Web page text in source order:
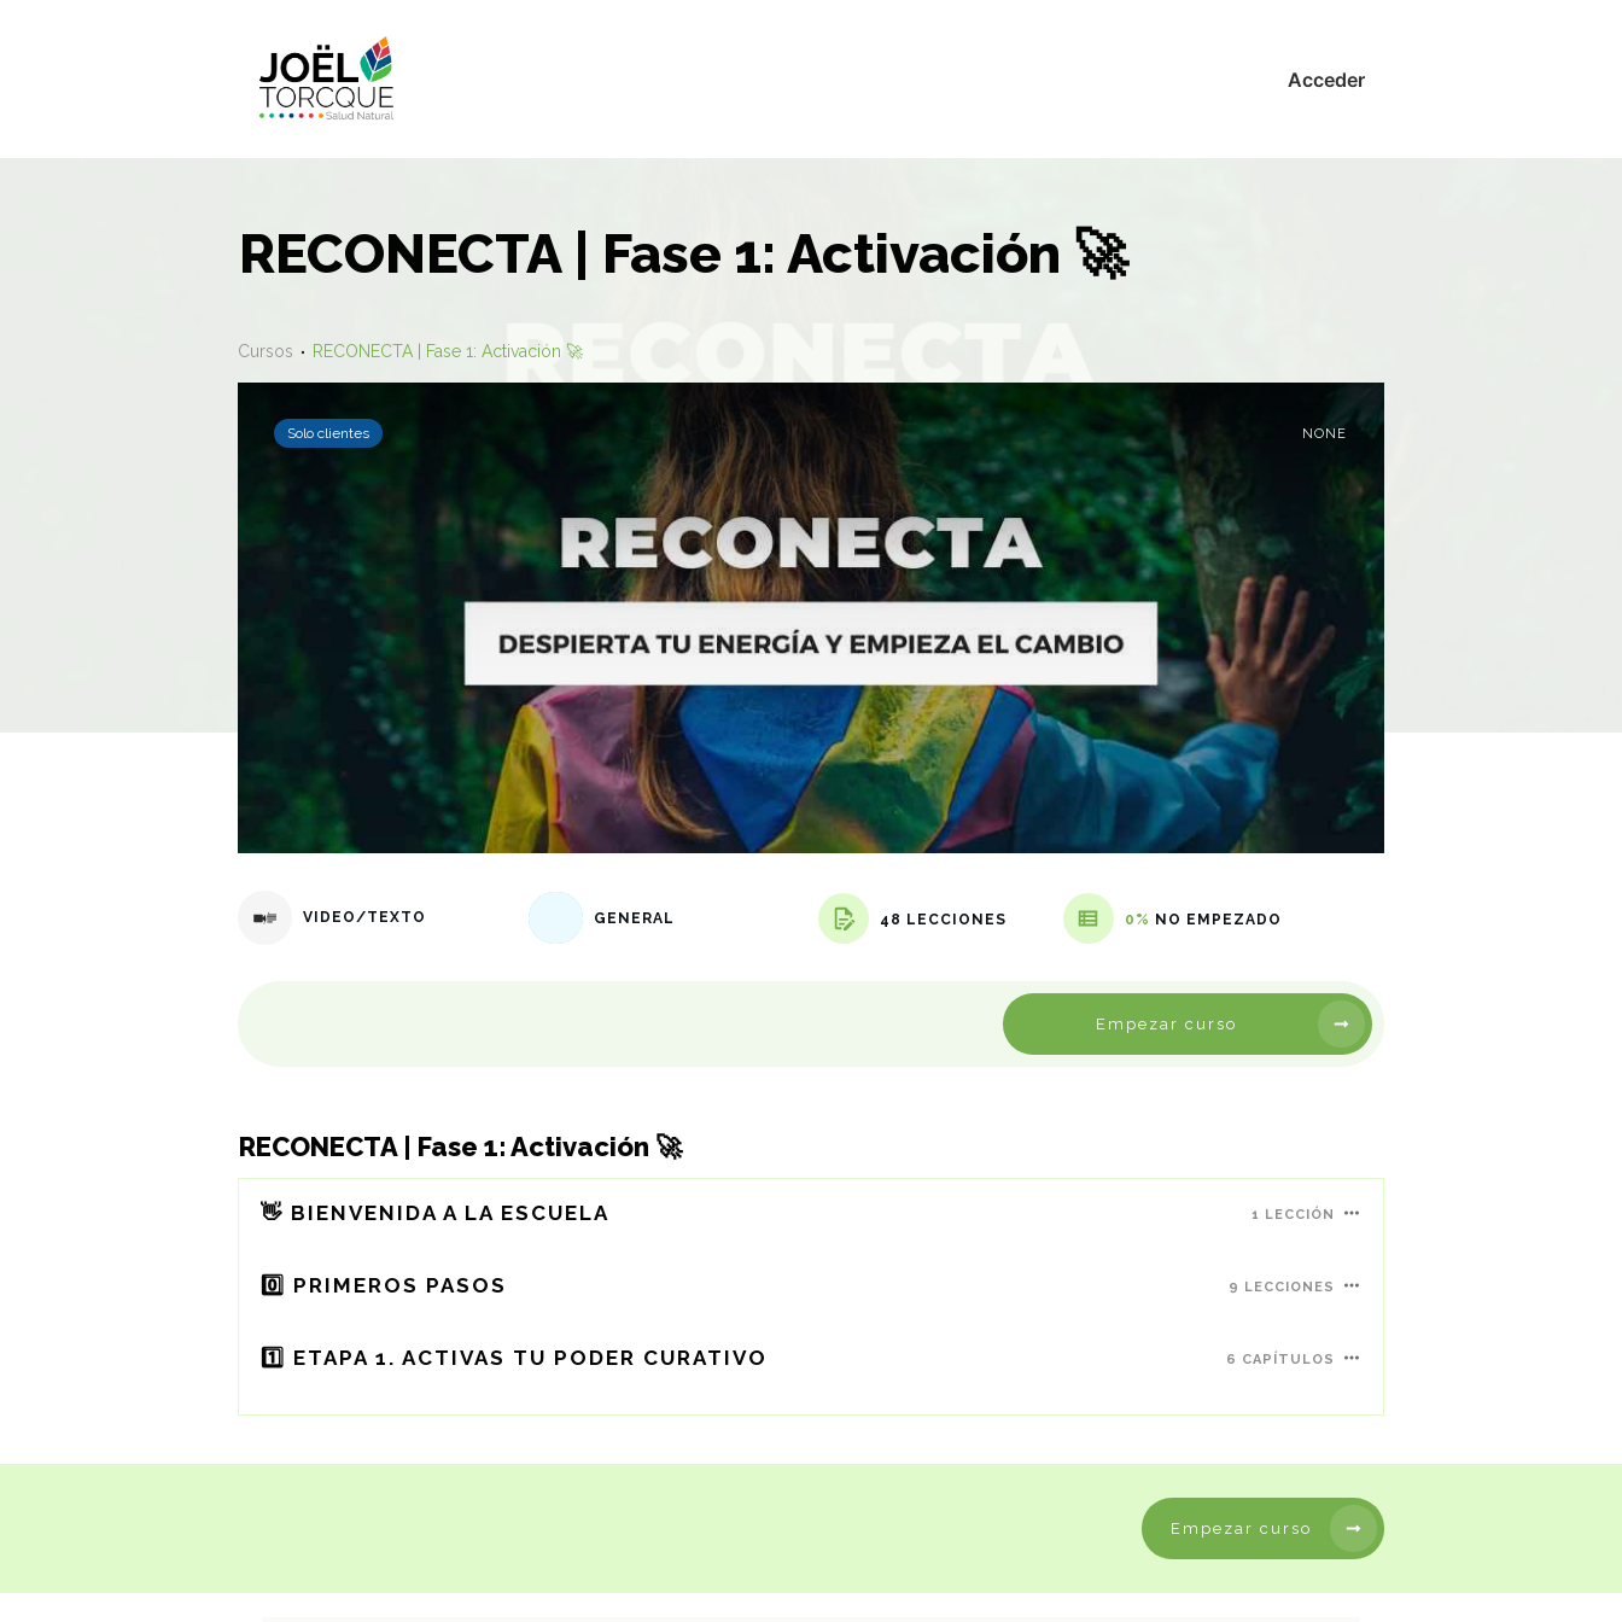
Acceder
RECONECTA | Fase 1: Activación 🚀
Cursos RECONECTA | Fase 1: Activación 🚀
Solo clientes NONE
VIDEO/TEXTO GENERAL 48 LECCIONES 0% NO EMPEZADO
Empezar curso
RECONECTA | Fase 1: Activación 🚀
👋 BIENVENIDA A LA ESCUELA 1 LECCIÓN
0️⃣ PRIMEROS PASOS 9 LECCIONES
1️⃣ ETAPA 1. ACTIVAS TU PODER CURATIVO 6 CAPÍTULOS
Empezar curso